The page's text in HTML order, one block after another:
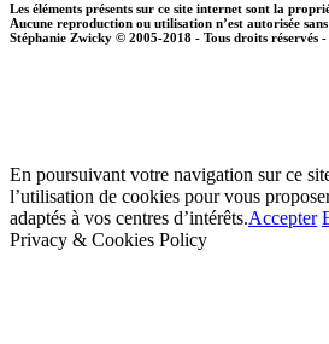
Les éléments présents sur ce site internet sont la
Aucune reproduction ou utilisation n’est autorisée
Stéphanie Zwicky © 2005-2018 - Tous droits réservés -
En poursuivant votre navigation sur ce
l’utilisation de cookies pour vous
adaptés à vos centres d’intérêts.Accepter
Privacy & Cookies Policy